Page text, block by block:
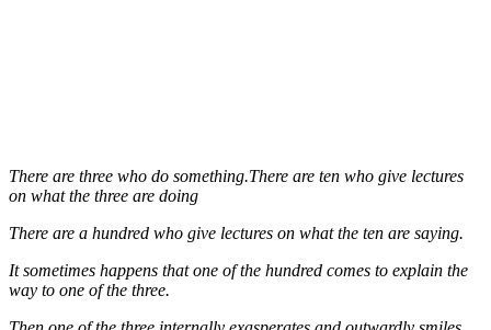
There are three who do something.There are ten who give lectures
on what the three are doing
There are a hundred who give lectures on what the ten are saying.
It sometimes happens that one of the hundred comes to explain the
way to one of the three.